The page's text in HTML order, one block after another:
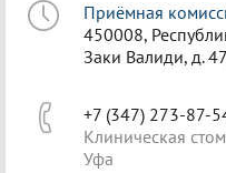
Приёмная
450008,
Заки Валиди, д.
+7 (347) 273-87-
Клиническая
Уфа